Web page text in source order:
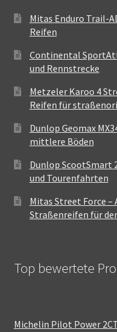
Mitas Enduro Trail-
Reifen
Continental
und Rennstrecke
Metzeler Karoo 4
Reifen für
Dunlop Geomax
mittlere Böden
Dunlop ScootSmart
und Tourenfahrten
Mitas Street Force –
Straßenreifen für
Top bewertete
Michelin Pilot Power